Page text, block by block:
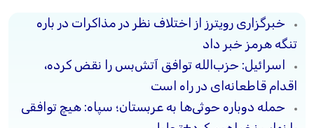
خبرگزاری رویترز از اختلاف نظر در مذاکرات در باره
تنگه هرمز خبر داد
اسرائیل: حزب‌الله توافق آتش‌بس را نقض کرده،
اقدام قاطعانه‌ای در راه است
حمله دوباره حوثی‌ها به عربستان؛ سپاه: هیچ توافقی